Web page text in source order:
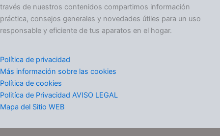
a
s
través de nuestros contenidos compartimos información
práctica, consejos generales y novedades útiles para un uso
responsable y eficiente de tus aparatos en el hogar.
Política de privacidad
Más información sobre las cookies
Política de cookies
Politíca de Privacidad AVISO LEGAL
Mapa del Sitio WEB